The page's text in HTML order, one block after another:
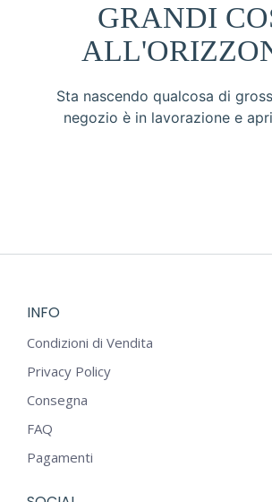
GRANDI
Sta nascendo qualcosa di
negozio è in lavorazione e
INFO
Condizioni di Vendita
Privacy Policy
Consegna
FAQ
Pagamenti